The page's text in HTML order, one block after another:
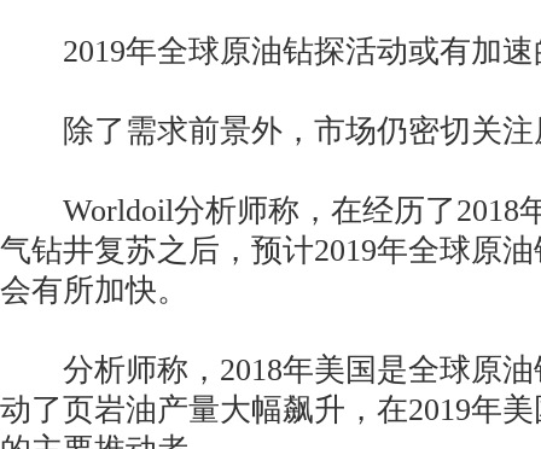
2019年全球原油钻探活动或有加速
除了需求前景外，市场仍密切关注
Worldoil分析师称，在经历了2018
气钻井复苏之后，预计2019年全球原
会有所加快。
分析师称，2018年美国是全球原油
动了页岩油产量大幅飙升，在2019年